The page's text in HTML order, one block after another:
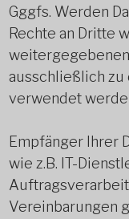
Gggfs. Werden
Rechte an Dritte
ausschließlich zu
verwendet
Empfänger Ihrer
wie z.B. IT-
Vereinbarungen